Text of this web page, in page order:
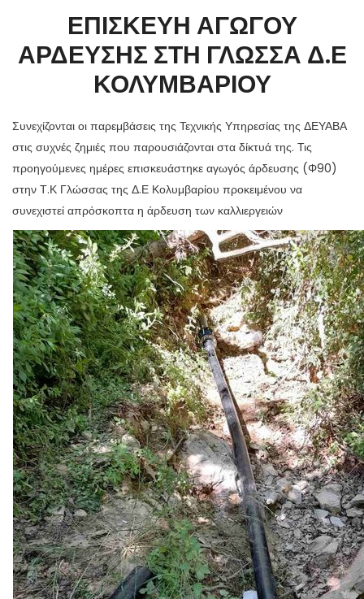
ΕΠΙΣΚΕΥΗ ΑΓΩΓΟΥ
ΑΡΔΕΥΣΗΣ ΣΤΗ ΓΛΩΣΣΑ Δ.Ε
ΚΟΛΥΜΒΑΡΙΟΥ
Συνεχίζονται οι παρεμβάσεις της Τεχνικής Υπηρεσίας της ΔΕΥΑΒΑ
στις συχνές ζημιές που παρουσιάζονται στα δίκτυά της. Τις
προηγούμενες ημέρες επισκευάστηκε αγωγός άρδευσης (Φ90)
στην Τ.Κ Γλώσσας της Δ.Ε Κολυμβαρίου προκειμένου να
συνεχιστεί απρόσκοπτα η άρδευση των καλλιεργειών